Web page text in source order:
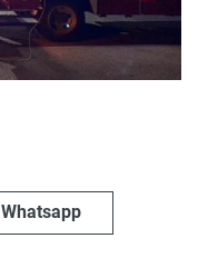
Whatsapp